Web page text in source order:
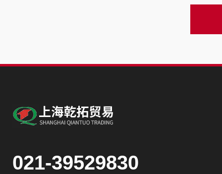
021-39529830